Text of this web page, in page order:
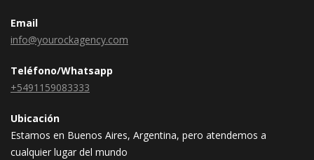
Email
info@yourockagency.com
Teléfono/Whatsapp
+5491159083333
Ubicación
Estamos en Buenos Aires, Argentina, pero atendemos a
cualquier lugar del mundo